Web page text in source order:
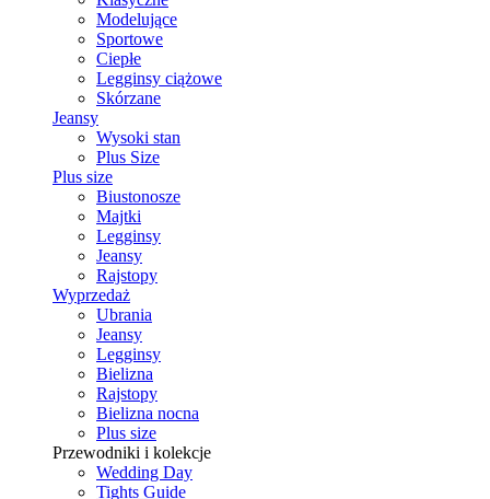
Modelujące
Sportowe
Ciepłe
Legginsy ciążowe
Skórzane
Jeansy
Wysoki stan
Plus Size
Plus size
Biustonosze
Majtki
Legginsy
Jeansy
Rajstopy
Wyprzedaż
Ubrania
Jeansy
Legginsy
Bielizna
Rajstopy
Bielizna nocna
Plus size
Przewodniki i kolekcje
Wedding Day
Tights Guide